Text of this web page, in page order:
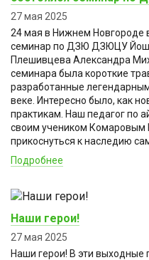
27 мая 2025
24 мая в Нижнем Новгороде
семинар по ДЗЮ ДЗЮЦУ
Плешивцева Александра
семинара была короткие
разработанные
веке. Интересно было, как
практикам. Наш педагог по
своим учеником
прикоснуться к наследию
Подробнее
Наши герои!
27 мая 2025
Наши герои! В эти выходные